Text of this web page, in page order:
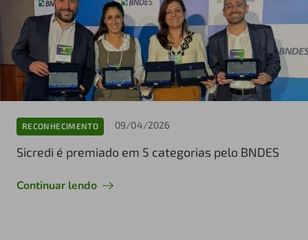
RECONHECIMENTO 09/04/2026
Sicredi é premiado em 5 categorias pelo BNDES
Continuar lendo